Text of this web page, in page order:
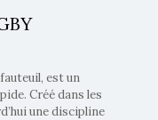
est un
Créé dans les
une discipline